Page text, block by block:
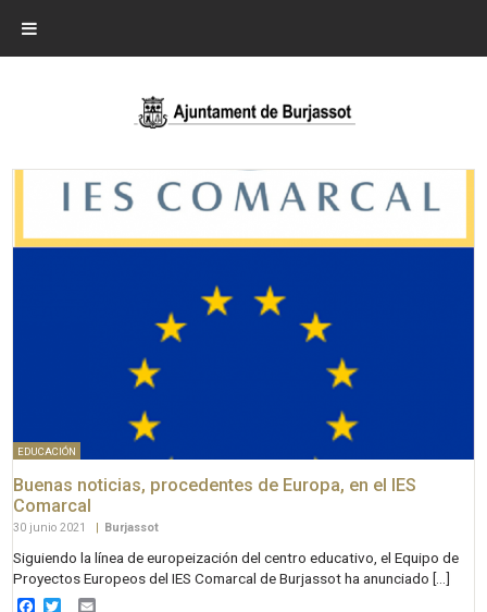
EDUCACIÓN
Buenas noticias, procedentes de Europa, en el IES
Comarcal
30 junio 2021 Burjassot
Siguiendo la línea de europeización del centro educativo, el Equipo de
Proyectos Europeos del IES Comarcal de Burjassot ha anunciado […]
Facebook
Twitter